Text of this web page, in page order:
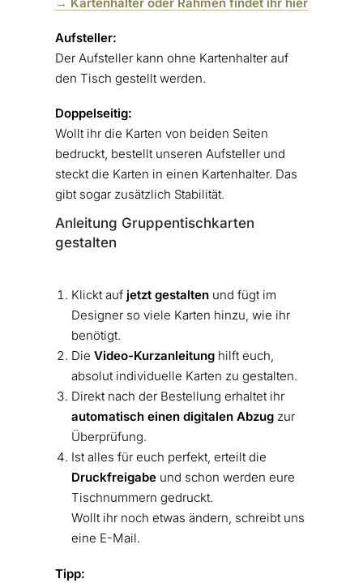
Aufsteller:
Der Aufsteller kann ohne Kartenhalter auf
den Tisch gestellt werden.
Doppelseitig:
Wollt ihr die Karten von beiden Seiten
bedruckt, bestellt unseren Aufsteller und
steckt die Karten in einen Kartenhalter. Das
gibt sogar zusätzlich Stabilität.
Anleitung Gruppentischkarten
gestalten
Klickt auf jetzt gestaltenund fügt im
Designer so viele Karten hinzu, wie ihr
benötigt.
Die Video-Kurzanleitunghilft euch,
absolut individuelle Karten zu gestalten.
Direkt nach der Bestellung erhaltet ihr
automatisch einen digitalen Abzugzur
Überprüfung.
Ist alles für euch perfekt, erteilt die
Druckfreigabeund schon werden eure
Tischnummern gedruckt.
Wollt ihr noch etwas ändern, schreibt uns
eine E-Mail.
Tipp: